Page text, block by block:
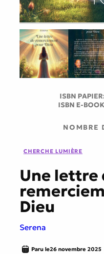
ISBN
ISBN E-
NOMBRE
CHERCHE LUMIÈRE
Une lettre
Dieu
Serena
Paru le26 novembre 2025